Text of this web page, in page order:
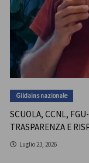
Gildains nazionale
SCUOLA, CCNL,
TRASPARENZA E
Luglio 23, 2026